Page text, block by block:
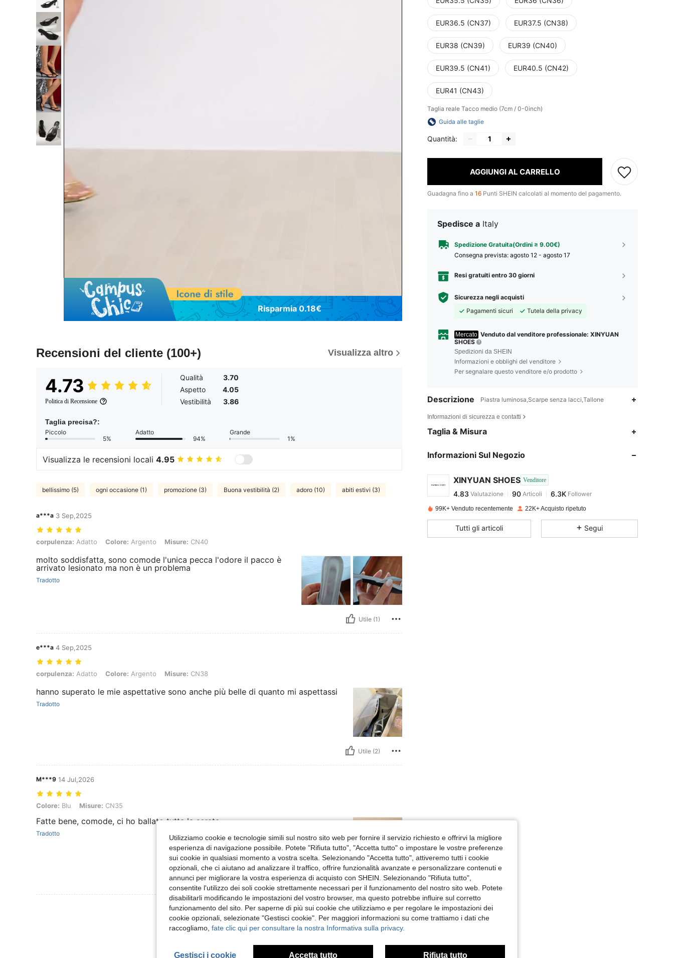
Risparmia 0.18€
Recensioni del cliente (100+) Visualizza altro
4.73
Politica di Recensione
Qualità
3.70
Aspetto
4.05
Vestibilità
3.86
Taglia precisa?:
Piccolo
5%
Adatto
94%
Grande
1%
Visualizza le recensioni locali 4.95
bellissimo (5) ogni occasione (1) promozione (3) Buona vestibilità (2) adoro (10) abiti estivi (3)
a***a 3 Sep,2025
corpulenza: Adatto, Colore: Argento, Misure: CN40
corpulenza: Adatto Colore: Argento Misure: CN40
molto soddisfatta, sono comode l'unica pecca l'odore il pacco è
arrivato lesionato ma non è un problema
Tradotto
Utile (1)
e***a 4 Sep,2025
corpulenza: Adatto, Colore: Argento, Misure: CN38
corpulenza: Adatto Colore: Argento Misure: CN38
hanno superato le mie aspettative sono anche più belle di quanto mi aspettassi
Tradotto
Utile (2)
M***9 14 Jul,2026
Colore: Blu, Misure: CN35
Colore: Blu Misure: CN35
Fatte bene, comode, ci ho ballato tutta la serata
Tradotto
Utile (0)
Visualizza Altre Recensioni
EUR36.5 (CN37) EUR37.5 (CN38)
EUR38 (CN39) EUR39 (CN40)
EUR39.5 (CN41) EUR40.5 (CN42)
EUR41 (CN43)
Taglia reale Tacco medio (7cm / 0-0inch)
Guida alle taglie
Quantità:
AGGIUNGI AL CARRELLO
Guadagna fino a 16 Punti SHEIN calcolati al momento del pagamento.
Spedisce a Italy
Spedizione Gratuita(Ordini ≥ 9.00€)
Consegna prevista: agosto 12 - agosto 17
Resi gratuiti entro 30 giorni
Sicurezza negli acquisti
Pagamenti sicuri
Tutela della privacy
Mercato Venduto dal venditore professionale: XINYUAN
SHOES
Spedizioni da SHEIN
Informazioni e obblighi del venditore
Per segnalare questo venditore e/o prodotto
Descrizione Piastra luminosa,Scarpe senza lacci,Tallone
Informazioni di sicurezza e contatti
Taglia & Misura
Informazioni Sul Negozio
XINYUAN SHOES Venditore
4.83
4.83 90
90Articoli
a***apagato1 giorno fa
99K+ Venduto recentemente 22K+ Acquisto ripetuto
Tutti gli articoli Segui
Utilizziamo cookie e tecnologie simili sul nostro sito web per fornire il servizio richiesto e offrirvi la migliore
esperienza di navigazione possibile. Potete "Rifiuta tutto", "Accetta tutto" o impostare le vostre preferenze
sui cookie in qualsiasi momento a vostra scelta. Selezionando "Accetta tutto", attiveremo tutti i cookie
opzionali, che ci aiutano ad analizzare il traffico, offrire funzionalità avanzate e personalizzare contenuti e
annunci per migliorare la vostra esperienza di acquisto con SHEIN. Selezionando "Rifiuta tutto",
consentite l'utilizzo dei soli cookie strettamente necessari per il funzionamento del nostro sito web. Potete
disabilitarli modificando le impostazioni del vostro browser, ma questo potrebbe influire sul corretto
funzionamento del sito. Per saperne di più sui cookie che utilizziamo e per regolare le impostazioni dei
cookie opzionali, selezionate "Gestisci cookie". Per maggiori informazioni su come trattiamo i dati che
raccogliamo, fate clic qui per consultare la nostra Informativa sulla privacy.
Gestisci i cookie Accetta tutto Rifiuta tutto